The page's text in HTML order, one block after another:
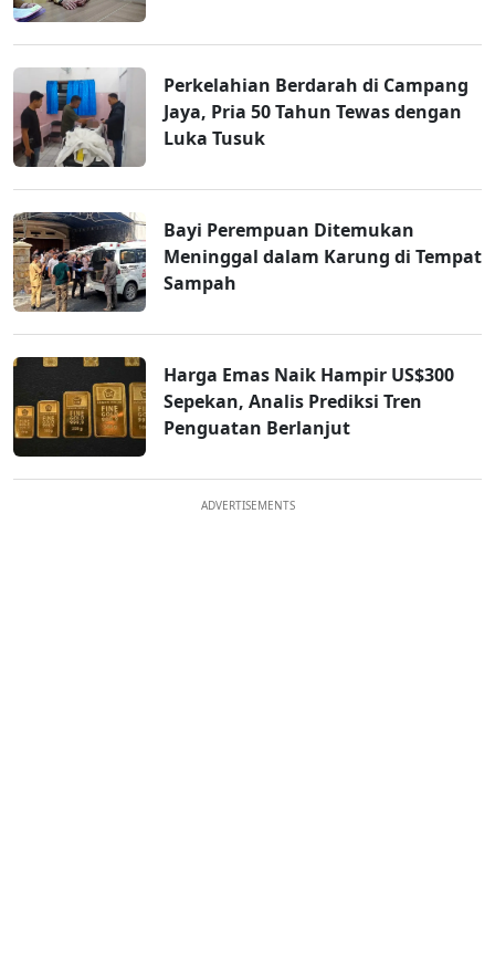
Perkelahian Berdarah di Campang
Jaya, Pria 50 Tahun Tewas dengan
Luka Tusuk
Bayi Perempuan Ditemukan
Meninggal dalam Karung di Tempat
Sampah
Harga Emas Naik Hampir US$300
Sepekan, Analis Prediksi Tren
Penguatan Berlanjut
ADVERTISEMENTS